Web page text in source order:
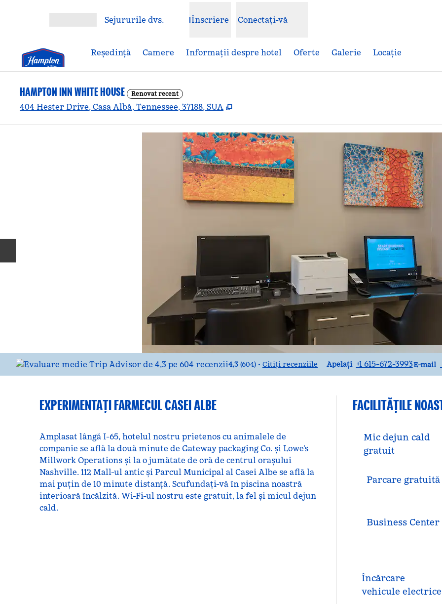
Deschideți meniulSejururile dvs. Înscriere Conectați-vă
Reşedinţă Camere Informații despre hotel Oferte Galerie Locaţie
HAMPTON INN WHITE HOUSE Renovat recent
404 Hester Drive, Casa Albă, Tennessee, 37188, SUA ,
4,3 (604) • Citiți recenziile Apelați
Apel +1 615-672-3993E-mail
E-
EXPERIMENTAȚI FARMECUL CASEI ALBE
Amplasat lângă I-65, hotelul nostru prietenos cu animalele de
companie se află la două minute de Gateway packaging Co. și Lowe’s
Millwork Operations și la o jumătate de oră de centrul orașului
Nashville. 112 Mall-ul antic și Parcul Municipal al Casei Albe se află la
mai puțin de 10 minute distanță. Scufundați-vă în piscina noastră
interioară încălzită. Wi-Fi-ul nostru este gratuit, la fel și micul dejun
cald.
FACILITĂŢILE
Mic dejun cald
gratuit
Parcare gratuită
Business Center
Încărcare
vehicule electrice